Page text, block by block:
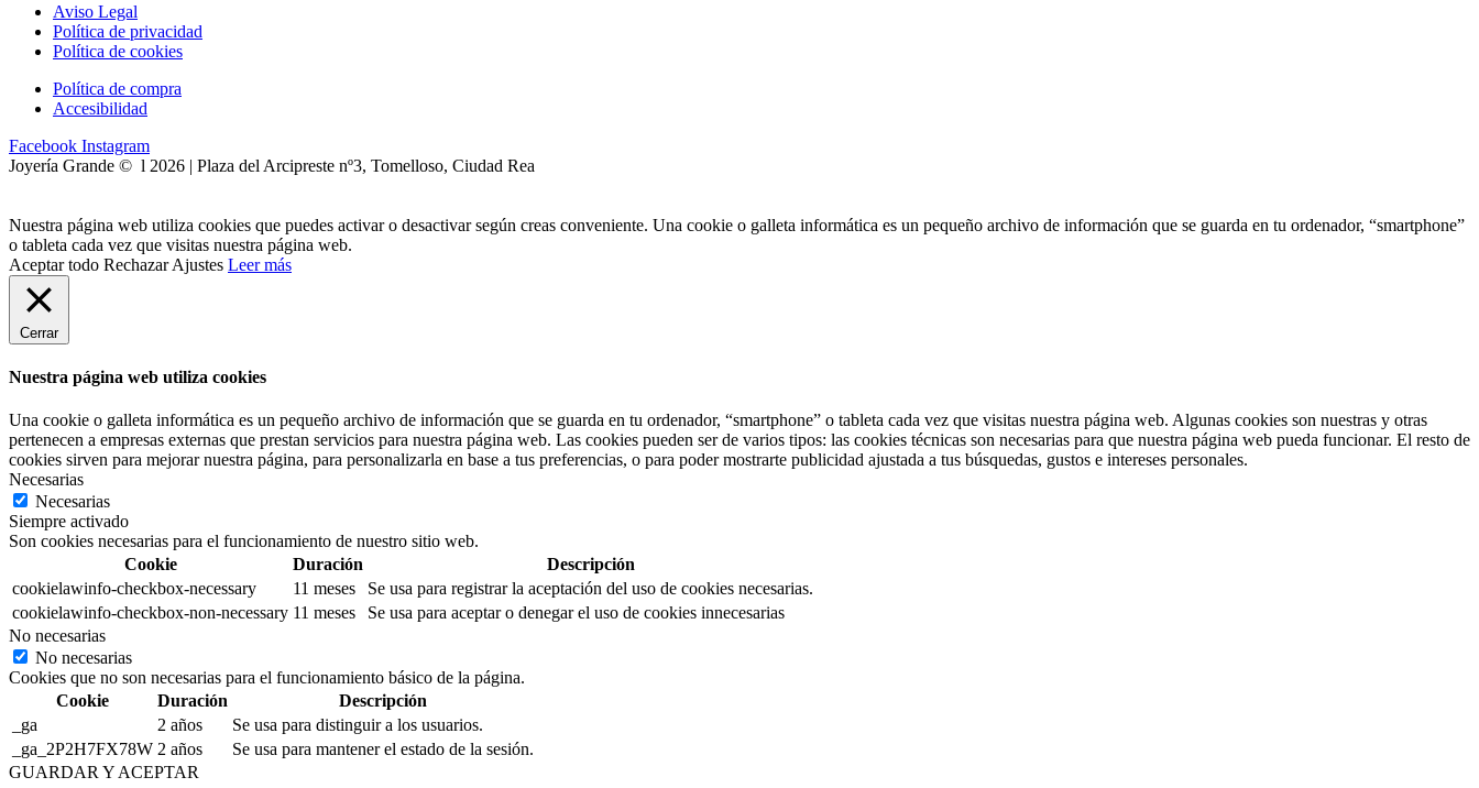
Aviso Legal
Política de privacidad
Política de cookies
Política de compra
Accesibilidad
Facebook Instagram
Joyería Grande © l 2026 | Plaza del Arcipreste nº3, Tomelloso, Ciudad Rea
Nuestra página web utiliza cookies que puedes activar o desactivar según creas conveniente. Una cookie o galleta informática es un pequeño archivo de información que se guarda en tu ordenador, “smartphone”
o tableta cada vez que visitas nuestra página web.
Aceptar todo Rechazar Ajustes Leer más
Cerrar
Nuestra página web utiliza cookies
Una cookie o galleta informática es un pequeño archivo de información que se guarda en tu ordenador, “smartphone” o tableta cada vez que visitas nuestra página web. Algunas cookies son nuestras y otras
pertenecen a empresas externas que prestan servicios para nuestra página web. Las cookies pueden ser de varios tipos: las cookies técnicas son necesarias para que nuestra página web pueda funcionar. El resto de
cookies sirven para mejorar nuestra página, para personalizarla en base a tus preferencias, o para poder mostrarte publicidad ajustada a tus búsquedas, gustos e intereses personales.
Necesarias
Necesarias
Siempre activado
Son cookies necesarias para el funcionamiento de nuestro sitio web.
Cookie
Duración
Descripción
cookielawinfo-checkbox-necessary
11 meses
Se usa para registrar la aceptación del uso de cookies necesarias.
cookielawinfo-checkbox-non-necessary 11 meses
Se usa para aceptar o denegar el uso de cookies innecesarias
No necesarias
No necesarias
Cookies que no son necesarias para el funcionamiento básico de la página.
Cookie
Duración
Descripción
_ga
2 años
Se usa para distinguir a los usuarios.
_ga_2P2H7FX78W 2 años
Se usa para mantener el estado de la sesión.
GUARDAR Y ACEPTAR